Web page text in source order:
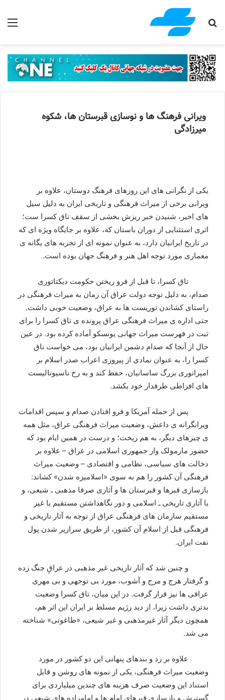
جستجو برای
ویرانی فرهنگ ها و نوسازی قبرستان ها، شکوه
میرزادگی
یکی از نگرانی های این روزهای فرهنگ دوستان، علاوه بر
ویرانی برخی از میراث فرهنگی و تاریخی ایران به دلیل سیل
های اخیر، شنیدن خبر ریزش بخشی از سقف تاق کسرا ست؛
اثری استثنایی از دوران باستان که، علاوه بر جایگاه ويژه ای که
در تاریخ ایرانیان دارد، به عنوان نمونه ای از تجربه های یگانه ی
معماری مورد توجه اهل هنر و فرهنگ جهان بوده است.
تاق کسرا، تا قبل از فرو ریختن حکومت دیکتاتوری
صدام، به دلیل توجه دولت عراق آن زمان به میراث فرهنگی در
راستای کشاندن توریست ها به عراق، وضعیت خوبی داشت.
حتی اداره ی میراث فرهنگی عراق پرونده ی تاق کسرا را برای
ثبت در فهرست میراث جهانی یونسکو آماده کرده بود. در عين
حال از آنجا که صدام دشمن ایرانیان بود، می خواست تاق
کسرا را، به عنوان نمادی از پیروزی اعراب صدر اسلام بر
امپراتوری بزرگ ساسانیان، حفظ کند و به رخ ناسیونالیست
های افراطی طرفدار خود بکشد.
پس از حمله آمریکا و فرو افتادن صدام و سپس اقدامات
ویرانگرانه ی داعش، وضعیت میراث فرهنگی عراق، مثل همه
ی چیزهای دیگر، به هم ریخت؛ و درست در همین ایام بود که
حضور مارمولک وار جمهوری اسلامی در عراق – علاوه بر
دخالت های سیاسی، نظامی و اقتصادی – وضعیت میراث
فرهنگی آن کشور را هم به سوی «اسلامیزه شدن» کشاند:
بازسازی قبرها و قبرستان ها و آثاری صرفا مذهبی ـ شیعی، و
یا آثاری تاریخی ـ اسلامی و دور نگاهداشتن مستقیم یا غیر
مستقیم سازمان های فرهنگی عراق از توجه به آثار تاریخی و
فرهنگی قبل از اسلام آن کشور، از طريق سرازیر شدن پول
نفت ایران.
و چنین شد که آثار تاریخی غیر مذهبی در عراقِ جنگ زده
و گرفتار هرج و مرج و آشوب، مورد بی توجهی و بی مهری
عراقی ها نیز قرار گرفت. در این میان، تاق کسرا وضعیت
بدتری داشت زیرا، از دید رژیم مسلط بر ایران اين اثر هم،
همچون دیگر آثار غیرمذهبی و غیر شیعی، «طاغوتی» شناخته
می شد.
علاوه بر زد و بندهای پنهانی این دو کشور در مورد
وضعیت میراث فرهنگی، یکی از نمونه های روشن و قابل
استناد این وضعیت صرف هزینه های چندین میلیاردی برای
گسترش و بازسازی قبرهای امام ها و امامزاده های شیعی در